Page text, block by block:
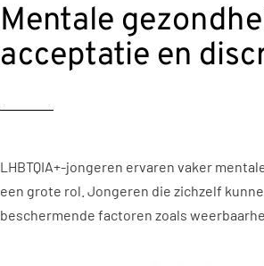
Mentale
acceptatie en
LHBTQIA+-jongeren ervaren vaker
een grote rol. Jongeren die zichzelf
beschermende factoren zoals